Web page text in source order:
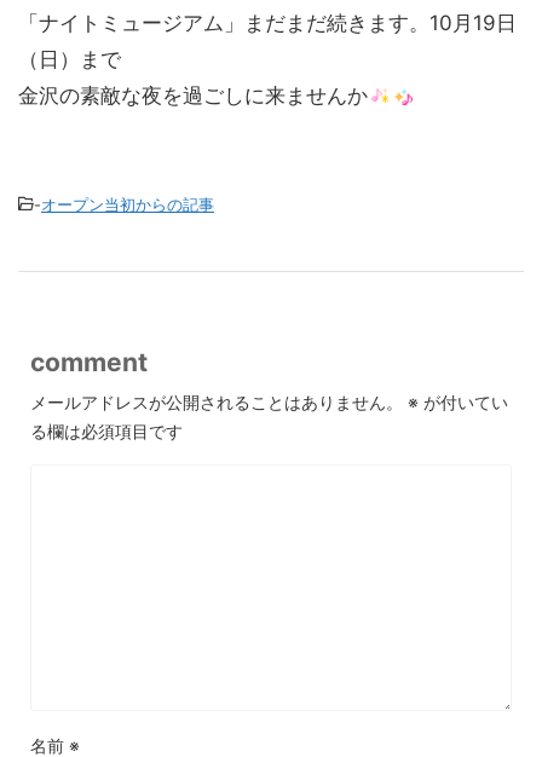
「ナイトミュージアム」まだまだ続きます。10月19日
（日）まで
金沢の素敵な夜を過ごしに来ませんか
-オープン当初からの記事
comment
メールアドレスが公開されることはありません。 ※ が付いてい
る欄は必須項目です
名前 ※